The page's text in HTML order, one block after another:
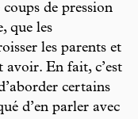
de pression
que les
les parents et
avoir. En fait, c’est
certains
d’en parler avec